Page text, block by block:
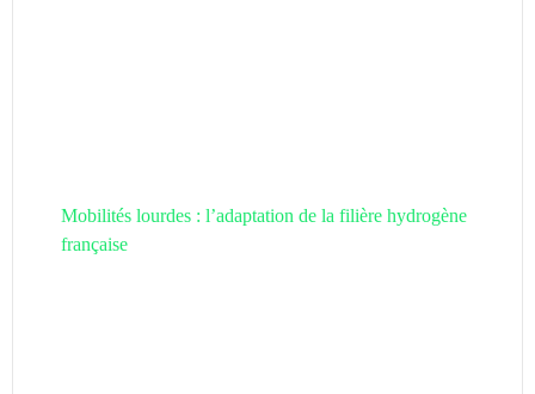
Mobilités lourdes : l’adaptation de la filière hydrogène
française